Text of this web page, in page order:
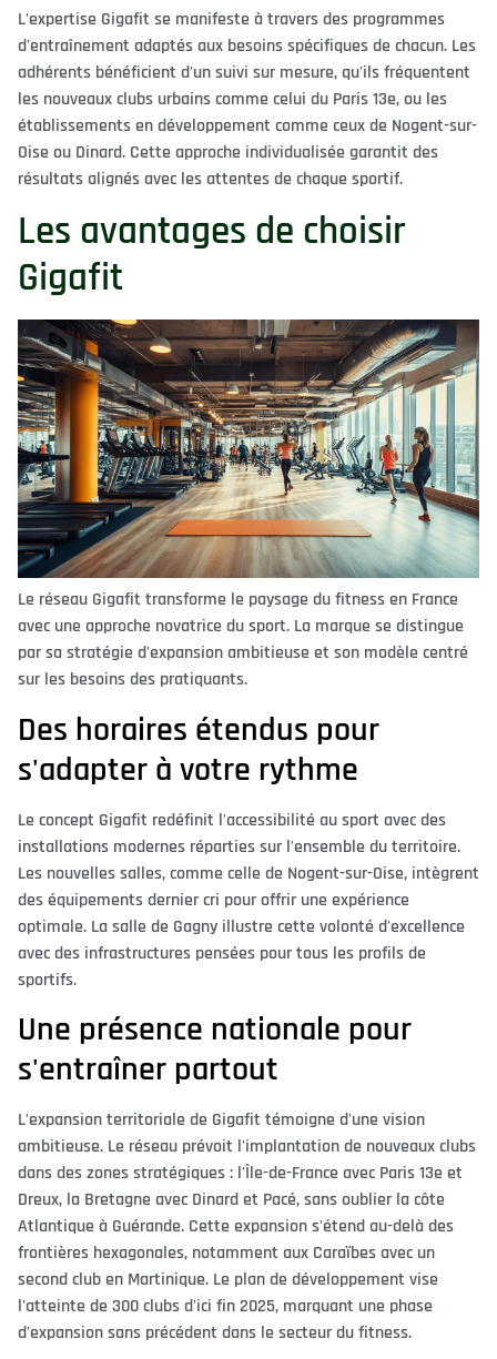
L'expertise Gigafit se manifeste à travers des programmes
d'entraînement adaptés aux besoins spécifiques de chacun. Les
adhérents bénéficient d'un suivi sur mesure, qu'ils fréquentent
les nouveaux clubs urbains comme celui du Paris 13e, ou les
établissements en développement comme ceux de Nogent-sur-
Oise ou Dinard. Cette approche individualisée garantit des
résultats alignés avec les attentes de chaque sportif.
Les avantages de choisir
Gigafit
Le réseau Gigafit transforme le paysage du fitness en France
avec une approche novatrice du sport. La marque se distingue
par sa stratégie d'expansion ambitieuse et son modèle centré
sur les besoins des pratiquants.
Des horaires étendus pour
s'adapter à votre rythme
Le concept Gigafit redéfinit l'accessibilité au sport avec des
installations modernes réparties sur l'ensemble du territoire.
Les nouvelles salles, comme celle de Nogent-sur-Oise, intègrent
des équipements dernier cri pour offrir une expérience
optimale. La salle de Gagny illustre cette volonté d'excellence
avec des infrastructures pensées pour tous les profils de
sportifs.
Une présence nationale pour
s'entraîner partout
L'expansion territoriale de Gigafit témoigne d'une vision
ambitieuse. Le réseau prévoit l'implantation de nouveaux clubs
dans des zones stratégiques : l'Île-de-France avec Paris 13e et
Dreux, la Bretagne avec Dinard et Pacé, sans oublier la côte
Atlantique à Guérande. Cette expansion s'étend au-delà des
frontières hexagonales, notamment aux Caraïbes avec un
second club en Martinique. Le plan de développement vise
l'atteinte de 300 clubs d'ici fin 2025, marquant une phase
d'expansion sans précédent dans le secteur du fitness.